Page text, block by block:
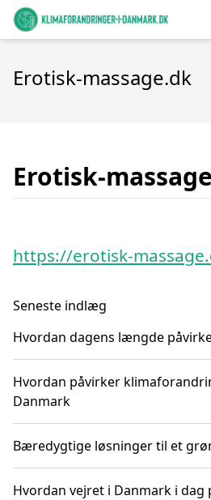
Erotisk-massage.dk
Erotisk-
https://erotisk-
Seneste indlæg
Hvordan dagens længde
Hvordan påvirker
Danmark
Bæredygtige løsninger til et
Hvordan vejret i Danmark i dag